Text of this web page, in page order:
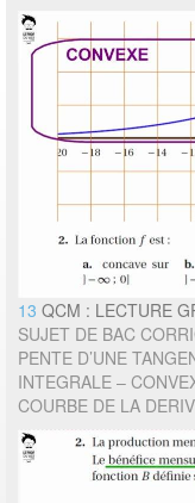
13 QCM : LECTURE
SUJET DE BAC
PENTE D’UNE
INTEGRALE –
COURBE DE LA